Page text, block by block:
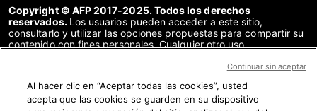
Copyright © AFP 2017-2025. Todos los derechos
reservados. Los usuarios pueden acceder a este sitio,
consultarlo y utilizar las opciones propuestas para compartir su
contenido con fines personales. Cualquier otro uso,
distribución del contenido de este sitio, en su totalidad o en
acuerdo específico firmado con la AFP, está estrictamente
prohibido. Los elementos analizados en cada verificación se
Al hacer clic en “Aceptar todas las cookies”, usted
acepta que las cookies se guarden en su dispositivo
Continuar sin aceptar